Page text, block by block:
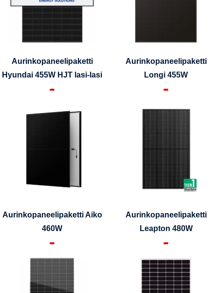
Aurinkopaneelipaketti
Hyundai 455W HJT lasi-lasi
Aurinkopaneelipaketti
Longi 455W
Aurinkopaneelipaketti Aiko
460W
Aurinkopaneelipaketti
Leapton 480W